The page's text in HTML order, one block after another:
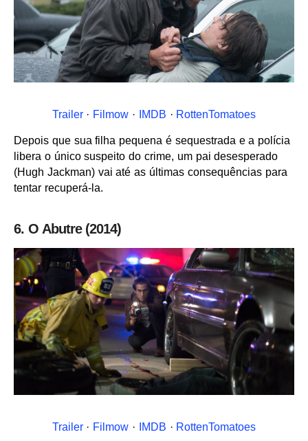
Trailer· Filmow · IMDB · RottenTomatoes
Depois que sua filha pequena é sequestrada e a polícia
libera o único suspeito do crime, um pai desesperado
(Hugh Jackman) vai até as últimas consequências para
tentar recuperá-la.
6. O Abutre (2014)
Trailer· Filmow · IMDB · RottenTomatoes